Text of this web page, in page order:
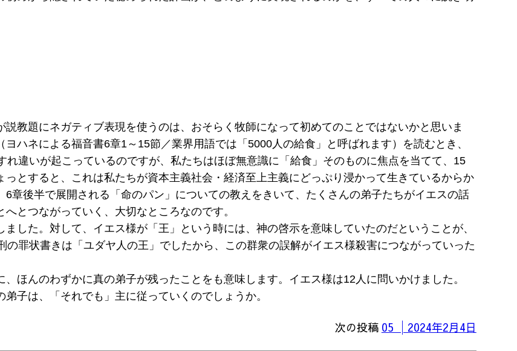
教題にネガティブ表現を使うのは、おそらく牧師になって初めてのことではないかと思いま
ハネによる福音書6章1～15節／業界用語では「5000人の給食」と呼ばれます）を読むとき、
違いが起こっているのですが、私たちはほぼ無意識に「給食」そのものに焦点を当てて、15
とすると、これは私たちが資本主義社会・経済至上主義にどっぷり浸かって生きているからか
章後半で展開される「命のパン」についての教えをきいて、たくさんの弟子たちがイエスの話
とつながっていく、大切なところなのです。
した。対して、イエス様が「王」という時には、神の啓示を意味していたのだということが、
罪状書きは「ユダヤ人の王」でしたから、この群衆の誤解がイエス様殺害につながっていった
ほんのわずかに真の弟子が残ったことをも意味します。イエス様は12人に問いかけました。
子は、「それでも」主に従っていくのでしょうか。
次の投稿 05 │2024年2月4日